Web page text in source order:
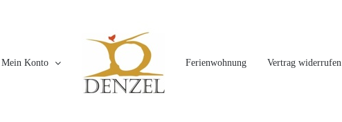
Mein Konto Ferienwohnung Vertrag widerrufen